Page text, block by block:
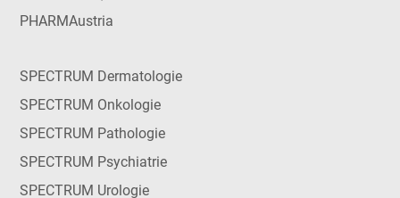
PHARMAustria
SPECTRUM Dermatologie
SPECTRUM Onkologie
SPECTRUM Pathologie
SPECTRUM Psychiatrie
SPECTRUM Urologie